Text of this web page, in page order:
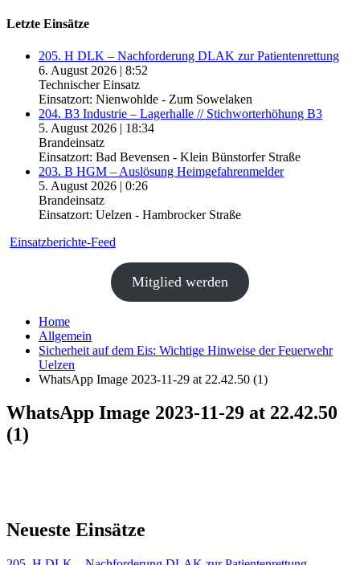
Letzte Einsätze
205. H DLK – Nachforderung DLAK zur Patientenrettung
6. August 2026 | 8:52
Technischer Einsatz
Einsatzort: Nienwohlde - Zum Sowelaken
204. B3 Industrie – Lagerhalle // Stichworterhöhung B3
5. August 2026 | 18:34
Brandeinsatz
Einsatzort: Bad Bevensen - Klein Bünstorfer Straße
203. B HGM – Auslösung Heimgefahrenmelder
5. August 2026 | 0:26
Brandeinsatz
Einsatzort: Uelzen - Hambrocker Straße
Einsatzberichte-Feed
Mitglied werden
Home
Allgemein
Sicherheit auf dem Eis: Wichtige Hinweise der Feuerwehr
Uelzen
WhatsApp Image 2023-11-29 at 22.42.50 (1)
WhatsApp Image 2023-11-29 at 22.42.50
(1)
Neueste Einsätze